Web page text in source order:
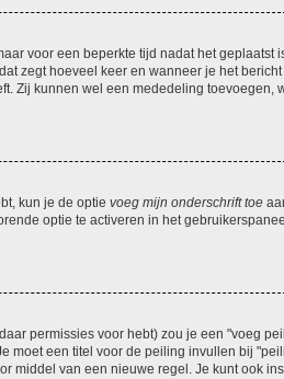
voor een beperkte tijd nadat het geplaatst
zegt hoeveel keer en wanneer je het
Zij kunnen wel een mededeling toevoegen,
kun je de optie voeg mijn onderschrift toe
optie te activeren in het
permissies voor hebt) zou je een "voeg
moet een titel voor de peiling invullen bij
middel van een nieuwe regel. Je kunt ook